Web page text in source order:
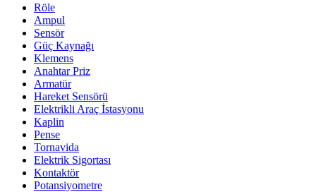
Röle
Ampul
Sensör
Güç Kaynağı
Klemens
Anahtar Priz
Armatür
Hareket Sensörü
Elektrikli Araç İstasyonu
Kaplin
Pense
Tornavida
Elektrik Sigortası
Kontaktör
Potansiyometre